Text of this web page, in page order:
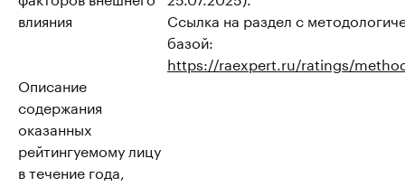
влияния
Ссылка на раздел с
базой:
https://raexpert.ru/ratings/
Описание
содержания
оказанных
рейтингуемому лицу
в течение года,